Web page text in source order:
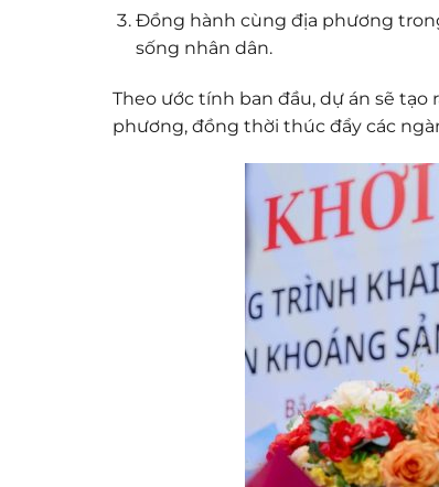
Đồng hành cùng địa phương
sống nhân dân.
Theo ước tính ban đầu, dự án sẽ
phương, đồng thời thúc đẩy các